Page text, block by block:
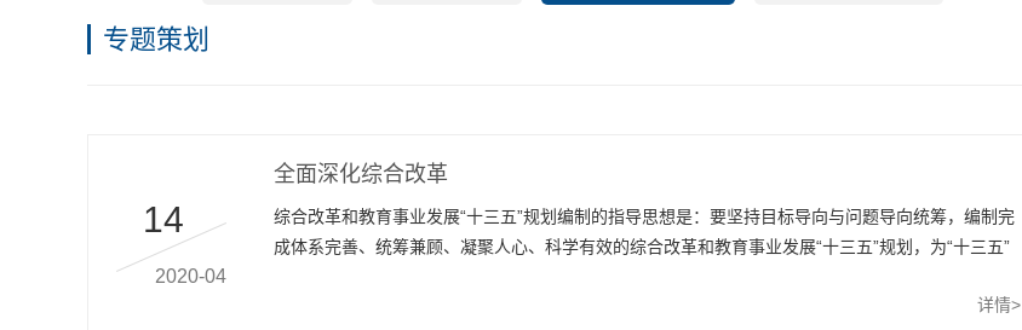
专题策划
14
2020-04
全面深化综合改革
综合改革和教育事业发展“十三五”规划编制的指导思想是：要坚持目标导向与问题导向统筹，编制完
成体系完善、统筹兼顾、凝聚人心、科学有效的综合改革和教育事业发展“十三五”规划，为“十三五”
详情>